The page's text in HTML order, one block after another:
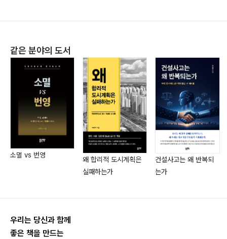
6-2. AI 관련 이슈가 되는 쟁점들
6-3. EU AI Act(Regulation(EU) 2024/1689)
6-4. 미국의 AI 규제 동향
6-5. 중국의 AI 규제 개요
6-6. 글로벌 AI 규제 비교 분석
제7장 AI를 활용한 브랜드 보호 기술과 전략
7-1. AI 이미지 인식과 위조상품 탐지
7-2. 브랜드 기업들의 AI 활용 현황
7-3. C2PA와 Content Credentials: 디지털 콘텐츠 출
7-5. 예측 분석을 통한 선제적 브랜드 보호
같은 분야의 도서
소멸 vs 번영
왜 합리적 도시계획은
실패하는가
건설사고는 왜 반복되
는가
우리는 당신과 함께
좋은 책을 만드는